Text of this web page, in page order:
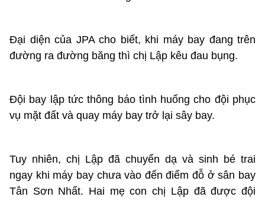
Đại diện của JPA cho biết, khi máy bay đang trên
đường ra đường băng thì chị Lập kêu đau bụng.
Đội bay lập tức thông báo tình huống cho đội phục
vụ mặt đất và quay máy bay trở lại sây bay.
Tuy nhiên, chị Lập đã chuyển dạ và sinh bé trai
ngay khi máy bay chưa vào đến điểm đỗ ở sân bay
Tân Sơn Nhất. Hai mẹ con chị Lập đã được đội